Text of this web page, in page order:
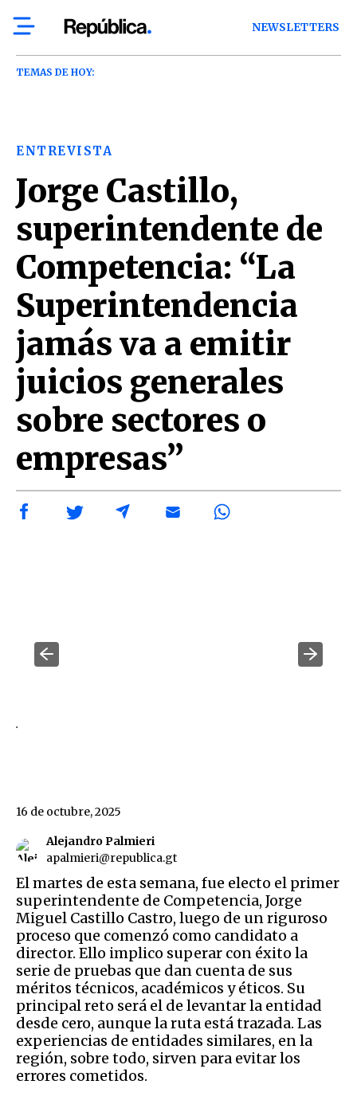
NEWSLETTERS
TEMAS DE HOY:
ENTREVISTA
Jorge Castillo,
superintendente de
Competencia: “La
Superintendencia
jamás va a emitir
juicios generales
sobre sectores o
empresas”
.
Alejandro Palmieri
apalmieri@republica.gt
16 de octubre, 2025
El martes de esta semana, fue electo el primer
superintendente de Competencia, Jorge
Miguel Castillo Castro, luego de un riguroso
proceso que comenzó como candidato a
director. Ello implico superar con éxito la
serie de pruebas que dan cuenta de sus
méritos técnicos, académicos y éticos. Su
principal reto será el de levantar la entidad
desde cero, aunque la ruta está trazada. Las
experiencias de entidades similares, en la
región, sobre todo, sirven para evitar los
errores cometidos.